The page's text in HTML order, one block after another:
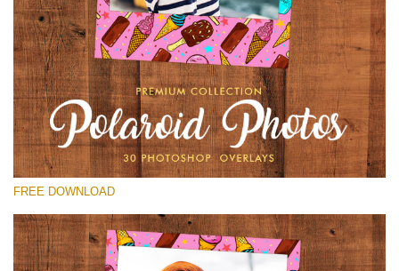
Proszę wybrać
Free Polaroid Overlay #25
Small 800*1027px
Polaroid Photos
(30 Overlays)
Bokeh Collection (650 Overlays)
FREE DOWNLOAD